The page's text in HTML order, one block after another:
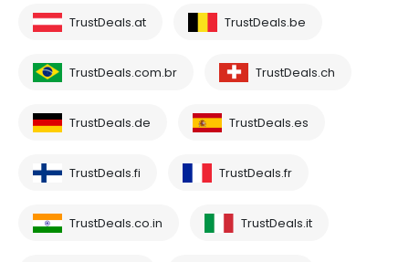
TrustDeals.at TrustDeals.be
TrustDeals.com.br TrustDeals.ch
TrustDeals.de TrustDeals.es
TrustDeals.fi TrustDeals.fr
TrustDeals.co.in TrustDeals.it